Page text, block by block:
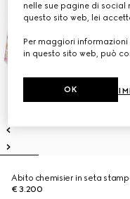
Abito chemisier in seta
€ 3.200
nelle sue pagine di social
questo sito web, lei
Per maggiori
in questo sito web, può
OK